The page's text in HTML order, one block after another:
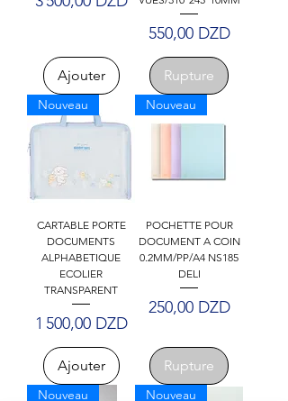
Ajouter
Prix
550,00 DZD
Rupture
Nouveau
CARTABLE PORTE
DOCUMENTS
ALPHABETIQUE
ECOLIER
TRANSPARENT
Prix
1 500,00 DZD
Ajouter
Nouveau
POCHETTE POUR
DOCUMENT A COIN
0.2MM/PP/A4 NS185
DELI
Prix
250,00 DZD
Rupture
Nouveau Nouveau